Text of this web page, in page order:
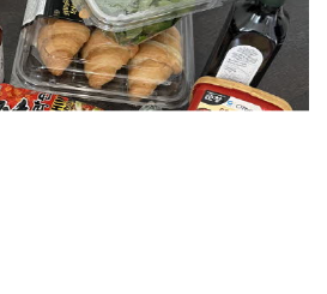
어플 추천!
이용법
1주차 후기